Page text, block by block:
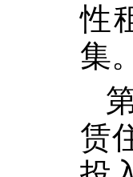
性
集。
赁